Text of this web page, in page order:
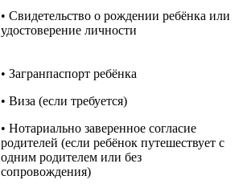
• Свидетельство о рождении ребёнка или
удостоверение личности
• Загранпаспорт ребёнка
• Виза (если требуется)
• Нотариально заверенное согласие
родителей (если ребёнок путешествует с
одним родителем или без
сопровождения)